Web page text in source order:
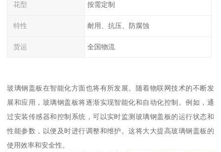
花型 按需定制
特性 耐用、抗压、防腐蚀
货运 全国物流
玻璃钢盖板在智能化方面也将有所发展。随着物联网技术的不断发
展和应用，玻璃钢盖板将逐渐实现智能化和自动化控制。例如，通
过安装传感器和控制系统，可以实时监测玻璃钢盖板的运行状态和
性能参数，以便及时进行调整和维护。这将大大提高玻璃钢盖板的
使用效率和安全性。